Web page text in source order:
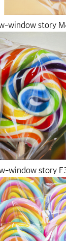
window story
window story